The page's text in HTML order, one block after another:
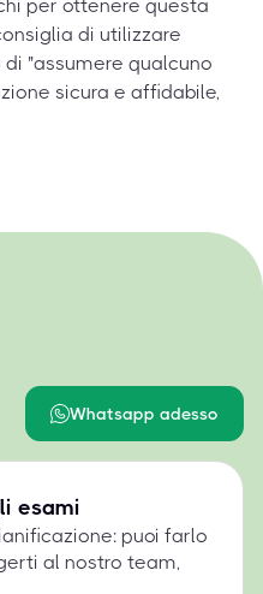
per ottenere questa
di utilizzare
"assumere qualcuno
sicura e affidabile,
Whatsapp adesso
esami
puoi farlo
al nostro team,